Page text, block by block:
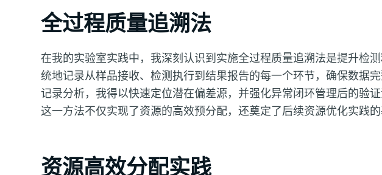
全过程质量追溯法
在我的实验室实践中，我深刻认识到实施全过程质量追溯法是提升检
统地记录从样品接收、检测执行到结果报告的每一个环节，确保数据
记录分析，我得以快速定位潜在偏差源，并强化异常闭环管理后的验
这一方法不仅实现了资源的高效预分配，还奠定了后续资源优化实践
资源高效分配实践